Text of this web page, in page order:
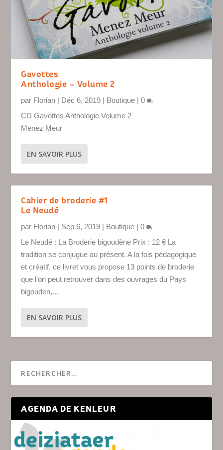
Gavottes
Anthologie – Volume 2
par Florian | Déc 6, 2019 | Boutique |0
CD Gavottes Anthologie Volume 2
Menez Meur
EN SAVOIR PLUS
Cahier de broderie #1
Le Neudé
par Florian | Sep 6, 2019 | Boutique |0
Le Neudé : La Broderie bigoudène Prix : 12 € La
tradition se conjugue au présent. A la fois pédagogique
et créatif, ce livret vous propose 13 points de broderie
que l’on peut retrouver dans des ouvrages du Pays
bigouden,...
EN SAVOIR PLUS
AGENDA DE KENLEUR